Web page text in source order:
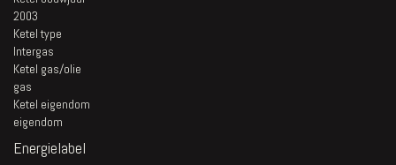
2003
Ketel type
Intergas
Ketel gas/olie
gas
Ketel eigendom
eigendom
Energielabel